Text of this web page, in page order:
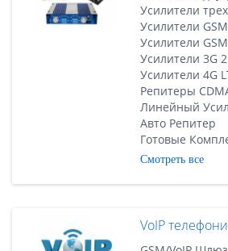
Усилители
Усилители
Усилители
Усилители 3G
Усилители 4G
Репитеры
Линейный
Авто Репитер
Готовые
Смотреть все
VoIP